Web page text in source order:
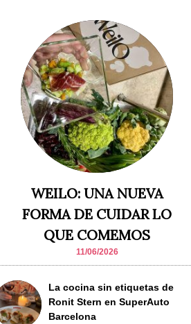
WEILO: UNA NUEVA
FORMA DE CUIDAR LO
QUE COMEMOS
11/06/2026
La cocina sin etiquetas de
Ronit Stern en SuperAuto
Barcelona